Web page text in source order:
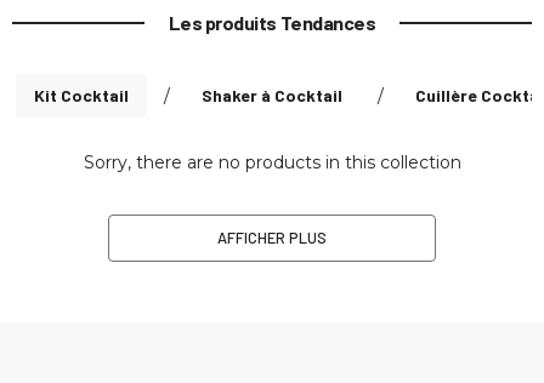
Les produits Tendances
Kit Cocktail / Shaker à Cocktail / Cuillère
Sorry, there are no products in this collection
AFFICHER PLUS